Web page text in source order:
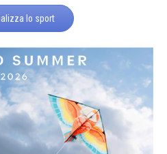
lo sport